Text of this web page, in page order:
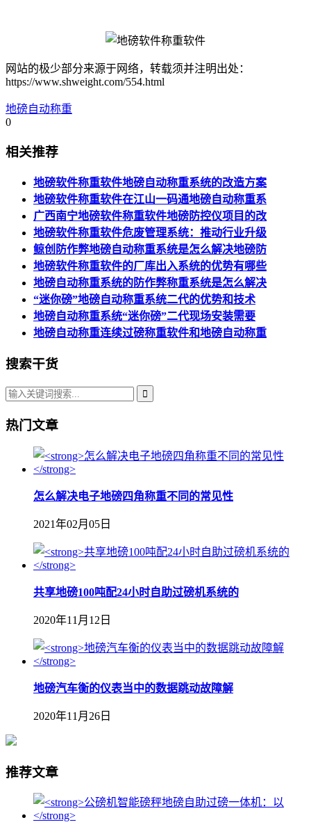
网站的极少部分来源于网络，转载须并注明出处：
https://www.shweight.com/554.html
地磅自动称重
0
相关推荐
地磅软件称重软件地磅自动称重系统的改造方案
地磅软件称重软件在江山一码通地磅自动称重系
广西南宁地磅软件称重软件地磅防控仪项目的改
地磅软件称重软件危废管理系统：推动行业升级
鲸创防作弊地磅自动称重系统是怎么解决地磅防
地磅软件称重软件的厂库出入系统的优势有哪些
地磅自动称重系统的防作弊称重系统是怎么解决
“迷你磅”地磅自动称重系统二代的优势和技术
地磅自动称重系统“迷你磅”二代现场安装需要
地磅自动称重连续过磅称重软件和地磅自动称重
搜索干货
热门文章
怎么解决电子地磅四角称重不同的常见性
2021年02月05日
共享地磅100吨配24小时自助过磅机系统的
2020年11月12日
地磅汽车衡的仪表当中的数据跳动故障解
2020年11月26日
推荐文章